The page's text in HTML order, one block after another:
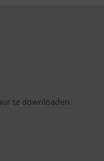
te downloaden.